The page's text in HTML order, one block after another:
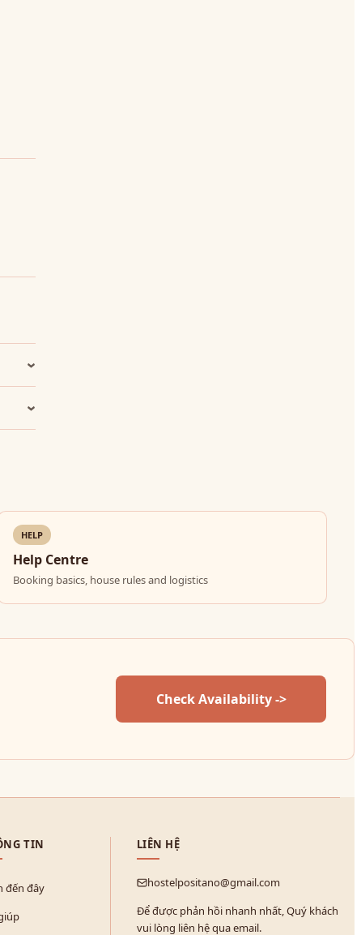
HELP
Help Centre
Booking basics, house rules and logistics
Check Availability ->
TIN
đến đây
LIÊN HỆ
hostelpositano@gmail.com
Để được phản hồi nhanh nhất, Quý khách
vui lòng liên hệ qua email.